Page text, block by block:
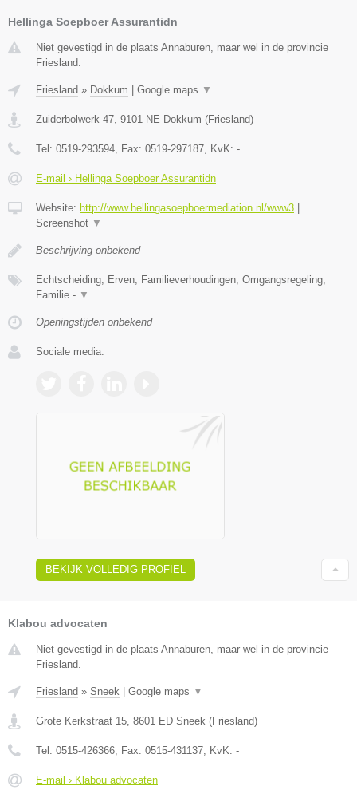
Hellinga Soepboer Assurantidn
Niet gevestigd in de plaats Annaburen, maar wel in de provincie
Friesland.
Friesland » Dokkum Google maps ▼
Zuiderbolwerk 47 9101 NE Dokkum (Friesland)
Tel: 0519-293594 , Fax: 0519-297187 , KvK: -
E-mail › Hellinga Soepboer Assurantidn
Website: http://www.hellingasoepboermediation.nl/www3
Screenshot ▼
Beschrijving onbekend
Echtscheiding, Erven, Familieverhoudingen, Omgangsregeling,
Familie - ▼
Openingstijden onbekend
Sociale media:
BEKIJK VOLLEDIG PROFIEL
Klabou advocaten
Niet gevestigd in de plaats Annaburen, maar wel in de provincie
Friesland.
Friesland » Sneek | Google maps ▼
Grote Kerkstraat 15 8601 ED Sneek (Friesland)
Tel: 0515-426366 , Fax: 0515-431137 , KvK: -
E-mail › Klabou advocaten